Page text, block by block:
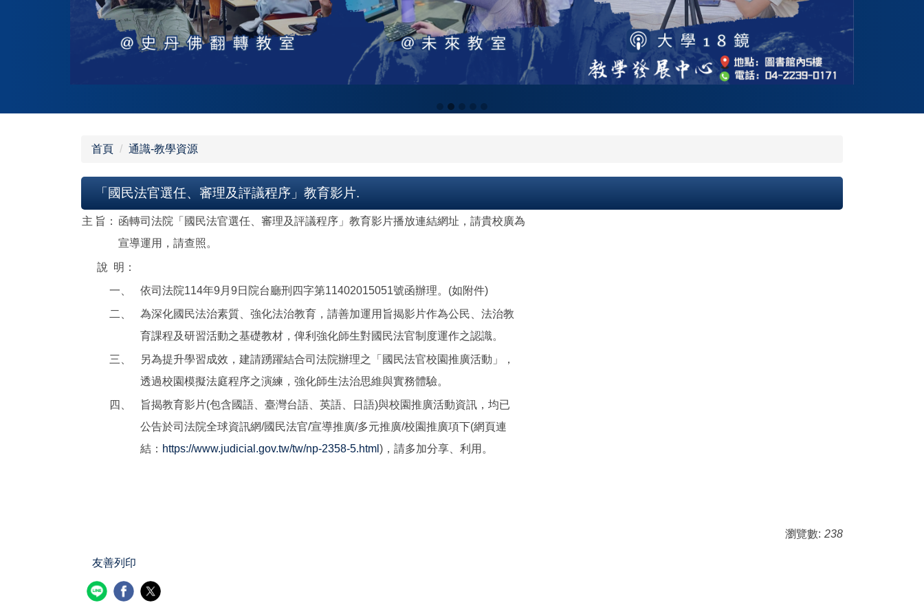
首頁 通識-教學資源
「國民法官選任、審理及評議程序」教育影片.
主 旨： 函轉司法院「國民法官選任、審理及評議程序」教育影片播放連結網址，請貴校廣為
宣導運用，請查照。
說 明：
一、
依司法院114年9月9日院台廳刑四字第11402015051號函辦理。(如附件)
二、
為深化國民法治素質、強化法治教育，請善加運用旨揭影片作為公民、法治教
育課程及研習活動之基礎教材，俾利強化師生對國民法官制度運作之認識。
三、
另為提升學習成效，建請踴躍結合司法院辦理之「國民法官校園推廣活動」，
透過校園模擬法庭程序之演練，強化師生法治思維與實務體驗。
四、
旨揭教育影片(包含國語、臺灣台語、英語、日語)與校園推廣活動資訊，均已
公告於司法院全球資訊網/國民法官/宣導推廣/多元推廣/校園推廣項下(網頁連
結： https://www.judicial.gov.tw/tw/np-2358-5.html )，請多加分享、利用。
瀏覽數: 238
友善列印